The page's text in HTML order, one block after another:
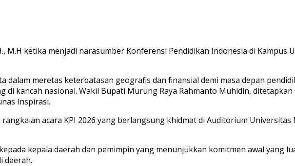
M.H ketika menjadi narasumber Konferensi Pendidikan Indonesia di Kampus
dalam meretas keterbatasan geografis dan finansial demi masa depan
kancah nasional. Wakil Bupati Murung Raya Rahmanto Muhidin,
Inspirasi.
acara KPI 2026 yang berlangsung khidmat di Auditorium Universitas
kepala daerah dan pemimpin yang menunjukkan komitmen awal yang
daerah.